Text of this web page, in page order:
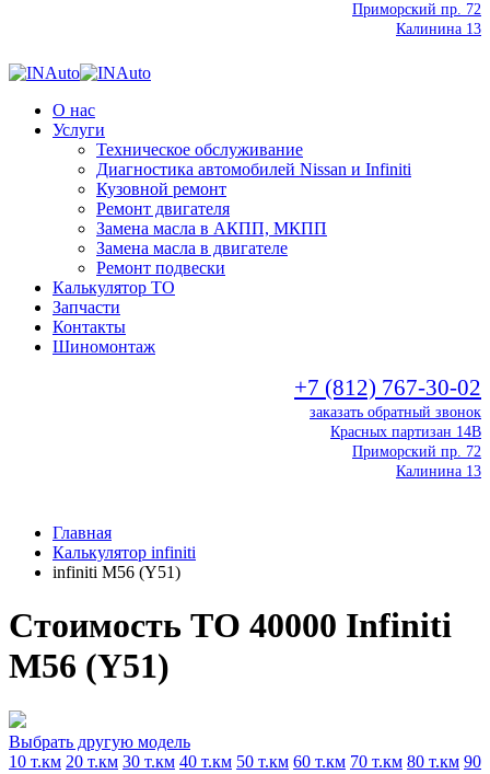
Приморский пр. 72
Калинина 13
О нас
Услуги
Техническое обслуживание
Диагностика автомобилей Nissan и Infiniti
Кузовной ремонт
Ремонт двигателя
Замена масла в АКПП, МКПП
Замена масла в двигателе
Ремонт подвески
Калькулятор ТО
Запчасти
Контакты
Шиномонтаж
+7 (812) 767-30-02
заказать обратный звонок
Красных партизан 14В
Приморский пр. 72
Калинина 13
Главная
Калькулятор infiniti
infiniti M56 (Y51)
Стоимость ТО 40000 Infiniti
M56 (Y51)
Выбрать другую модель
10 т.км 20 т.км 30 т.км 40 т.км 50 т.км 60 т.км 70 т.км 80 т.км 90